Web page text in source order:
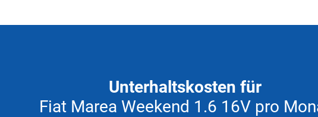
Unterhaltskosten für
Fiat Marea Weekend 1.6 16V pro